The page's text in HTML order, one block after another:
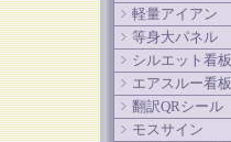
軽量アイアン
等身大パネル
シルエット看板
エアスルー看板
翻訳QRシール
モスサイン